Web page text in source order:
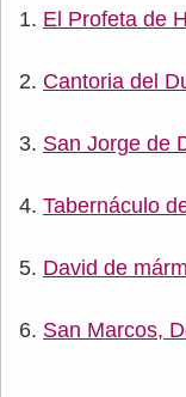
El Profeta de
Cantoria del
San Jorge de
Tabernáculo
David de
San Marcos,